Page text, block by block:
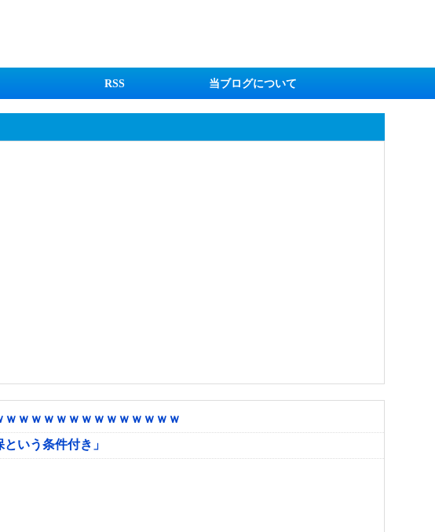
RSS 当ブログについて
ｗｗｗｗｗｗｗｗｗｗｗｗｗ
いう条件付き」